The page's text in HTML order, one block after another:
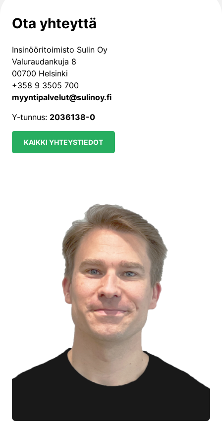
Ota yhteyttä
Insinööritoimisto Sulin Oy
Valuraudankuja 8
00700 Helsinki
+358 9 3505 700
myyntipalvelut@sulinoy.fi
Y-tunnus: 2036138-0
KAIKKI YHTEYSTIEDOT